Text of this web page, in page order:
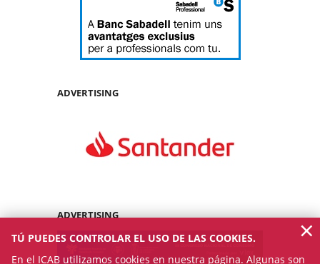
ADVERTISING
ADVERTISING
TÚ PUEDES CONTROLAR EL USO DE LAS COOKIES.
En el ICAB utilizamos cookies en nuestra página. Algunas son
×